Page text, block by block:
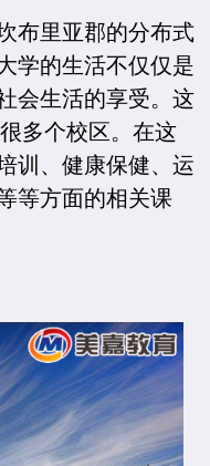
布里亚郡的分布式
学的生活不仅仅是
会生活的享受。这
多个校区。在这
训、健康保健、运
等方面的相关课